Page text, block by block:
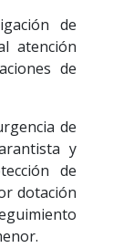
de
atención
de
de
y
de
dotación